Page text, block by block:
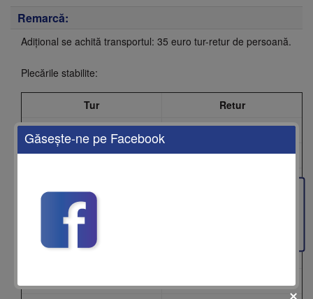
Remarcă:
Adițional se achită transportul: 35 euro tur-retur de persoană.
Plecările stabilite:
Tur
Retur
22.12.2017
26.12.2017
25.12.2017
29.12.2017
02.01.2018
Găseşte-ne pe Facebook